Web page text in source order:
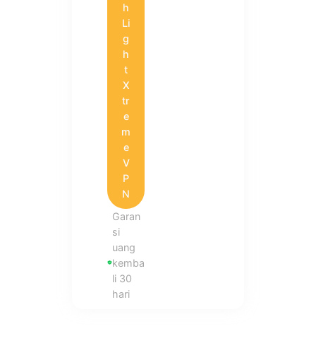
h
Li
g
h
t
X
tr
e
m
e
V
P
N
Garan
si
uang
kemba
li 30
hari